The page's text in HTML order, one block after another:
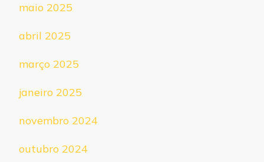
maio 2025
abril 2025
março 2025
janeiro 2025
novembro 2024
outubro 2024